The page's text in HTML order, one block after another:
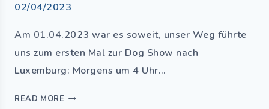
02/04/2023
Am 01.04.2023 war es soweit, unser Weg führte
uns zum ersten Mal zur Dog Show nach
Luxemburg: Morgens um 4 Uhr…
READ MORE